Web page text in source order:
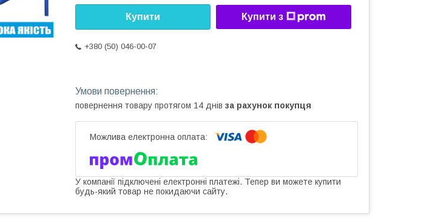
Купити Купити з
+380 (50) 046-00-07
повернення товару протягом 14 днів за рахунок покупця
У компанії підключені електронні платежі. Тепер ви можете купити
будь-який товар не покидаючи сайту.